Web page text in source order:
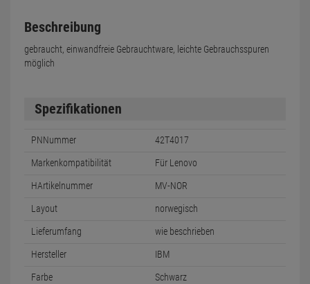
Beschreibung
gebraucht, einwandfreie Gebrauchtware, leichte Gebrauchsspuren
möglich
Spezifikationen
PNNummer 42T4017
Markenkompatibilität Für Lenovo
HArtikelnummer MV-NOR
Layout norwegisch
Lieferumfang wie beschrieben
Hersteller IBM
Farbe Schwarz